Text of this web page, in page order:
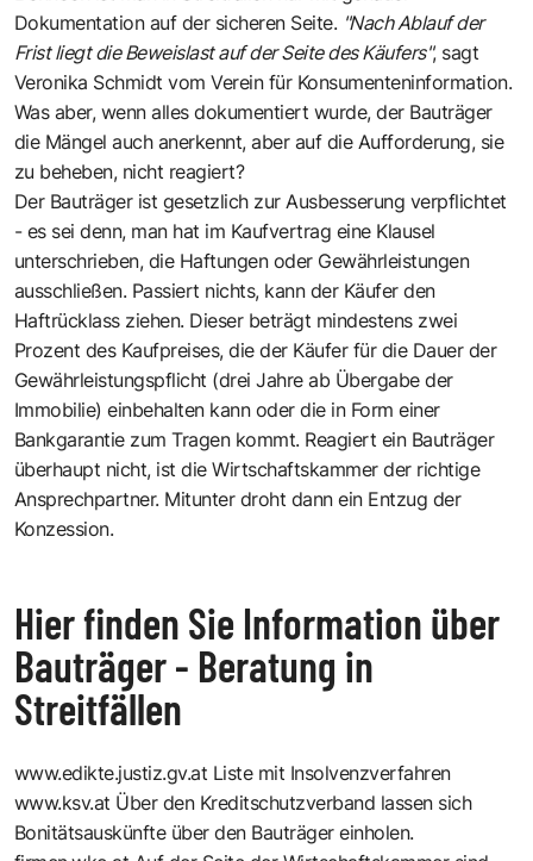
Dokumentation auf der sicheren Seite. "Nach Ablauf der
Frist liegt die Beweislast auf der Seite des Käufers", sagt
Veronika Schmidt vom Verein für Konsumenteninformation.
Was aber, wenn alles dokumentiert wurde, der Bauträger
die Mängel auch anerkennt, aber auf die Aufforderung, sie
zu beheben, nicht reagiert?
Der Bauträger ist gesetzlich zur Ausbesserung verpflichtet
- es sei denn, man hat im Kaufvertrag eine Klausel
unterschrieben, die Haftungen oder Gewährleistungen
ausschließen. Passiert nichts, kann der Käufer den
Haftrücklass ziehen. Dieser beträgt mindestens zwei
Prozent des Kaufpreises, die der Käufer für die Dauer der
Gewährleistungspflicht (drei Jahre ab Übergabe der
Immobilie) einbehalten kann oder die in Form einer
Bankgarantie zum Tragen kommt. Reagiert ein Bauträger
überhaupt nicht, ist die Wirtschaftskammer der richtige
Ansprechpartner. Mitunter droht dann ein Entzug der
Konzession.
Hier finden Sie Information über
Bauträger - Beratung in
Streitfällen
www.edikte.justiz.gv.at Liste mit Insolvenzverfahren
www.ksv.at Über den Kreditschutzverband lassen sich
Bonitätsauskünfte über den Bauträger einholen.